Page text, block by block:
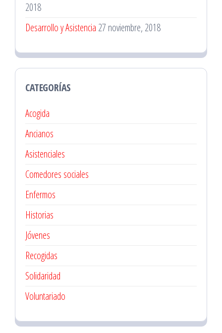
2018
Desarrollo y Asistencia 27 noviembre, 2018
CATEGORÍAS
Acogida
Ancianos
Asistenciales
Comedores sociales
Enfermos
Historias
Jóvenes
Recogidas
Solidaridad
Voluntariado